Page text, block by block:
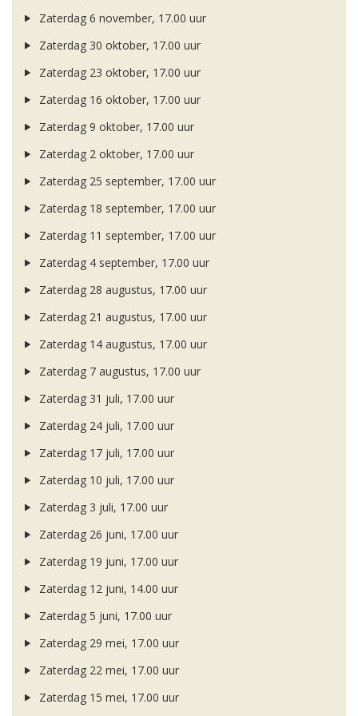
Zaterdag 6 november, 17.00 uur
Zaterdag 30 oktober, 17.00 uur
Zaterdag 23 oktober, 17.00 uur
Zaterdag 16 oktober, 17.00 uur
Zaterdag 9 oktober, 17.00 uur
Zaterdag 2 oktober, 17.00 uur
Zaterdag 25 september, 17.00 uur
Zaterdag 18 september, 17.00 uur
Zaterdag 11 september, 17.00 uur
Zaterdag 4 september, 17.00 uur
Zaterdag 28 augustus, 17.00 uur
Zaterdag 21 augustus, 17.00 uur
Zaterdag 14 augustus, 17.00 uur
Zaterdag 7 augustus, 17.00 uur
Zaterdag 31 juli, 17.00 uur
Zaterdag 24 juli, 17.00 uur
Zaterdag 17 juli, 17.00 uur
Zaterdag 10 juli, 17.00 uur
Zaterdag 3 juli, 17.00 uur
Zaterdag 26 juni, 17.00 uur
Zaterdag 19 juni, 17.00 uur
Zaterdag 12 juni, 14.00 uur
Zaterdag 5 juni, 17.00 uur
Zaterdag 29 mei, 17.00 uur
Zaterdag 22 mei, 17.00 uur
Zaterdag 15 mei, 17.00 uur